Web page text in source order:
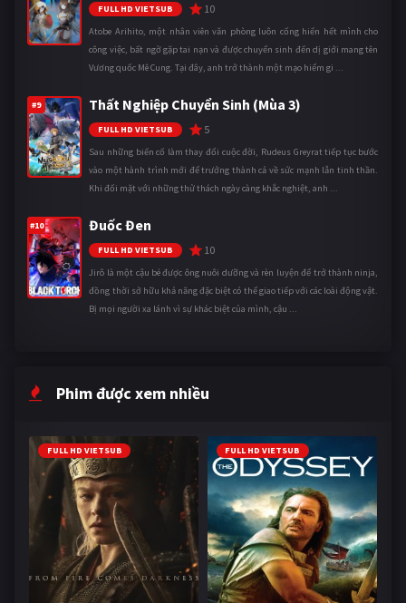
FULL HD VIETSUB 10
Atobe Arihito, một nhân viên văn phòng luôn cống hiến hết mình cho
công việc, bất ngờ gặp tai nạn và được chuyển sinh đến dị giới mang tên
Vương quốc Mê Cung. Tại đây, anh trở thành một mạo hiểm gi ...
#9 Thất Nghiệp Chuyển Sinh (Mùa 3)
FULL HD VIETSUB 5
Sau những biến cố làm thay đổi cuộc đời, Rudeus Greyrat tiếp tục bước
vào một hành trình mới để trưởng thành cả về sức mạnh lẫn tinh thần.
Khi đối mặt với những thử thách ngày càng khắc nghiệt, anh ...
#10 Đuốc Đen
FULL HD VIETSUB 10
Jirô là một cậu bé được ông nuôi dưỡng và rèn luyện để trở thành ninja,
đồng thời sở hữu khả năng đặc biệt có thể giao tiếp với các loài động vật.
Bị mọi người xa lánh vì sự khác biệt của mình, cậu ...
Phim được xem nhiều
FULL HD VIETSUB FULL HD VIETSUB